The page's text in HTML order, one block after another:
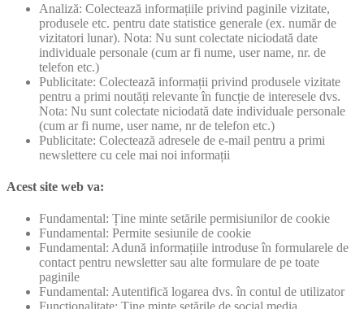
Analiză: Colectează informațiile privind paginile vizitate,
produsele etc. pentru date statistice generale (ex. număr de
vizitatori lunar). Nota: Nu sunt colectate niciodată date
individuale personale (cum ar fi nume, user name, nr. de
telefon etc.)
Publicitate: Colectează informații privind produsele vizitate
pentru a primi noutăți relevante în funcție de interesele dvs.
Nota: Nu sunt colectate niciodată date individuale personale
(cum ar fi nume, user name, nr de telefon etc.)
Publicitate: Colectează adresele de e-mail pentru a primi
newslettere cu cele mai noi informații
Acest site web va:
Fundamental: Ține minte setările permisiunilor de cookie
Fundamental: Permite sesiunile de cookie
Fundamental: Adună informațiile introduse în formularele de
contact pentru newsletter sau alte formulare de pe toate
paginile
Fundamental: Autentifică logarea dvs. în contul de utilizator